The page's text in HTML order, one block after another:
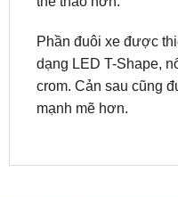
crom. Cản sau cũng
mạnh mẽ hơn.
SẢN PHẨM MỚI